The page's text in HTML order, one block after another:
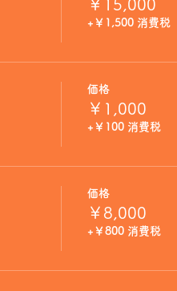
￥15,000
+￥1,500 消費税
価格
￥1,000
+￥100 消費税
価格
￥8,000
+￥800 消費税